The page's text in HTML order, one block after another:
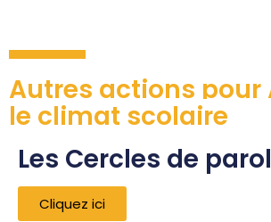
Autres actions pour
le climat scolaire
Les Cercles de
Cliquez ici